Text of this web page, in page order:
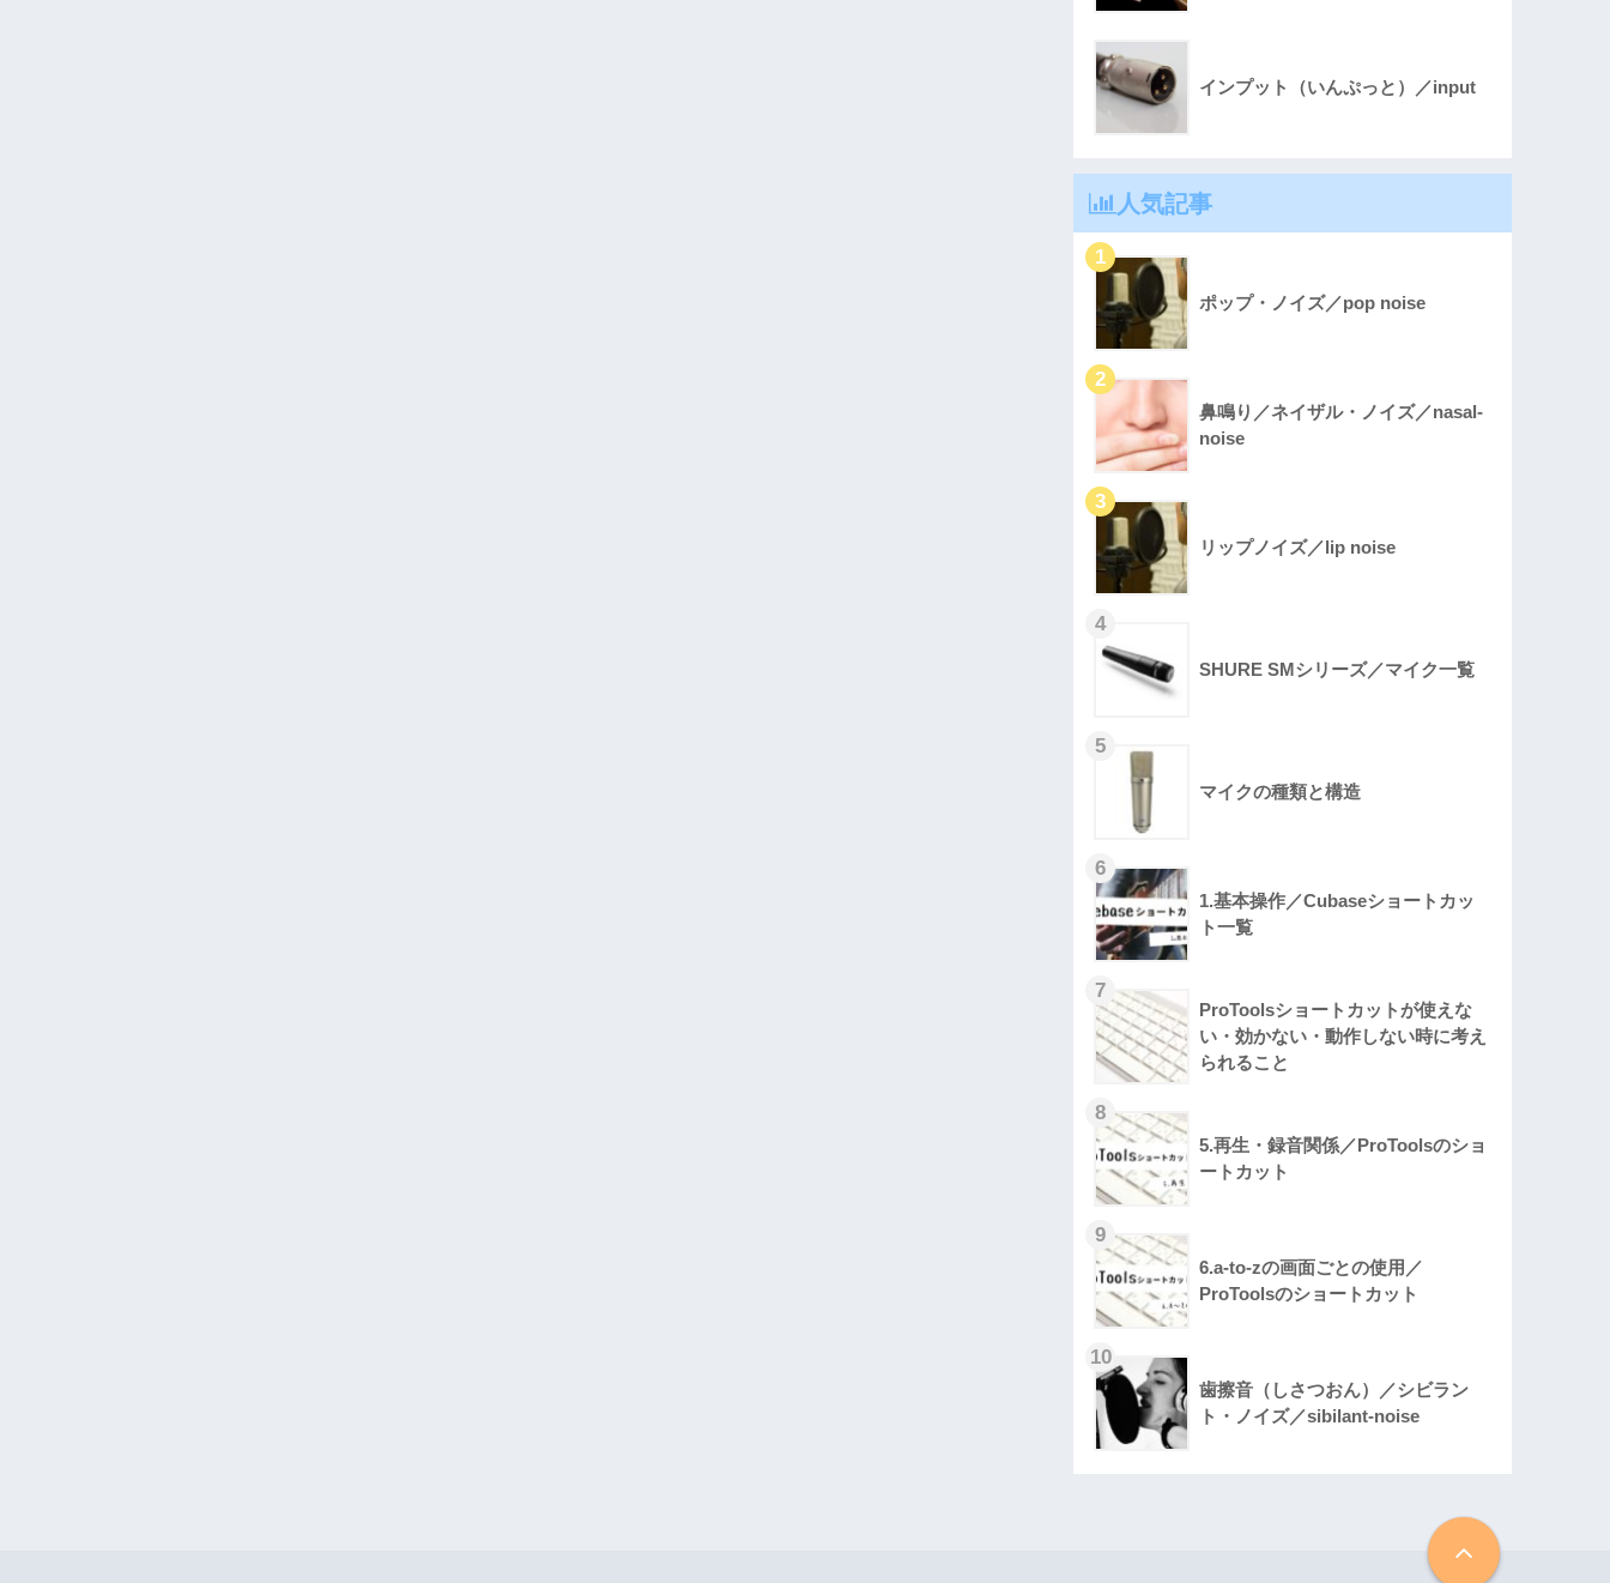
インプット（いんぷっと）／input
人気記事
ポップ・ノイズ／pop noise
鼻鳴り／ネイザル・ノイズ／nasal-
noise
リップノイズ／lip noise
SHURE SMシリーズ／マイク一覧
マイクの種類と構造
1.基本操作／Cubaseショートカッ
ト一覧
ProToolsショートカットが使えな
い・効かない・動作しない時に考え
られること
5.再生・録音関係／ProToolsのショ
ートカット
6.a-to-zの画面ごとの使用／
ProToolsのショートカット
歯擦音（しさつおん）／シビラン
ト・ノイズ／sibilant-noise